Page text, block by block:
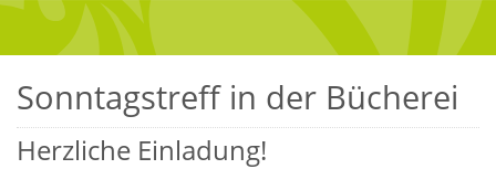
Sonntagstreff in der Bücherei
Herzliche Einladung!